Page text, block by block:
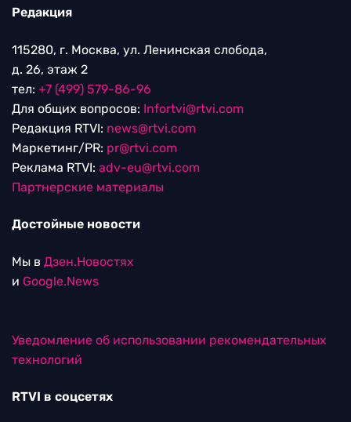
Редакция
115280, г. Москва, ул. Ленинская слобода,
д. 26, этаж 2
тел: +7 (499) 579-86-96
Для общих вопросов: Infortvi@rtvi.com
Редакция RTVI: news@rtvi.com
Маркетинг/PR: pr@rtvi.com
Реклама RTVI: adv-eu@rtvi.com
Партнерские материалы
Достойные новости
Мы в Дзен.Новостях
и Google.News
Уведомление об использовании рекомендательных
технологий
RTVI в соцсетях